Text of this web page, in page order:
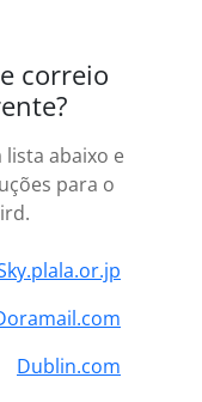
correio
abaixo e
para o
Dublin.com